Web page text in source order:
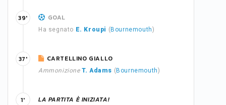
GOAL
Ha segnato E. Kroupi ( Bournemouth)
39'
CARTELLINO GIALLO
Ammonizione T. Adams ( Bournemouth)
37'
LA PARTITA È INIZIATA!
1'